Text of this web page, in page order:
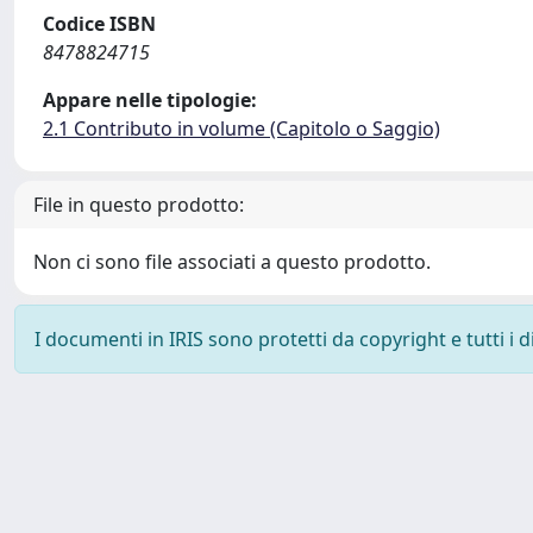
Codice ISBN
8478824715
Appare nelle tipologie:
2.1 Contributo in volume (Capitolo o Saggio)
File in questo prodotto:
Non ci sono file associati a questo prodotto.
I documenti in IRIS sono protetti da copyright e tutti i